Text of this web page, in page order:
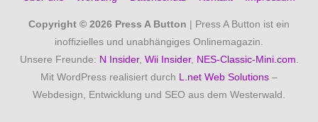
Copyright © 2026 Press A Button | Press A Button ist ein
inoffizielles und unabhängiges Onlinemagazin.
Unsere Freunde: N Insider, Wii Insider, NES-Classic-Mini.com.
Mit WordPress realisiert durch L.net Web Solutions –
Webdesign, Entwicklung und SEO aus dem Westerwald.